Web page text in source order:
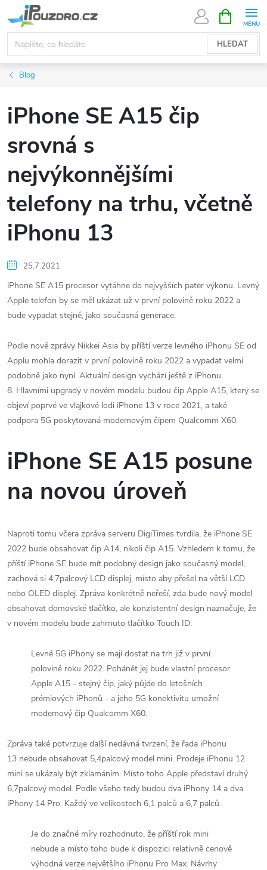
na
obsah
HLEDAT
NÁKUPNÍ
KOŠÍK
Blog
iPhone SE A15 čip
srovná s
nejvýkonnějšími
telefony na trhu, včetně
iPhonu 13
25.7.2021
iPhone SE A15 procesor vytáhne do nejvyšších pater výkonu. Levný
Apple telefon by se měl ukázat už v první polovině roku 2022 a
bude vypadat stejně, jako současná generace.
Podle nové zprávy Nikkei Asia by příští verze levného iPhonu SE od
Applu mohla dorazit v první polovině roku 2022 a vypadat velmi
podobně jako nyní. Aktuální design vychází ještě z iPhonu
8. Hlavními upgrady v novém modelu budou čip Apple A15, který se
objeví poprvé ve vlajkové lodi iPhone 13 v roce 2021, a také
podpora 5G poskytovaná modemovým čipem Qualcomm X60.
iPhone SE A15 posune
na novou úroveň
Naproti tomu včera zpráva serveru DigiTimes tvrdila, že iPhone SE‌
2022 bude obsahovat čip A14, nikoli čip A15. Vzhledem k tomu, že
příští iPhone SE bude mít podobný design jako současný model,
zachová si 4,7palcový LCD displej, místo aby přešel na větší LCD
nebo OLED displej. Zpráva konkrétně neřeší, zda bude nový model
obsahovat domovské tlačítko, ale konzistentní design naznačuje, že
v novém modelu bude zahrnuto tlačítko Touch ID.
Levné 5G iPhony se mají dostat na trh již v první
polovině roku 2022. Pohánět jej bude vlastní procesor
Apple A15 - stejný čip, jaký půjde do letošních
prémiových iPhonů - a jeho 5G konektivitu umožní
modemový čip Qualcomm X60.
Zpráva také potvrzuje další nedávná tvrzení, že řada iPhonu
13 nebude obsahovat 5,4palcový model mini. Prodeje iPhonu 12
mini se ukázaly být zklamáním. Místo toho Apple představí druhý
6,7palcový model. Podle všeho tedy budou dva iPhony‌ 14 a dva
iPhony‌ 14 Pro. Každý ve velikostech 6,1 palců a 6,7 ​​palců.
Je do značné míry rozhodnuto, že příští rok mini
nebude a místo toho bude k dispozici relativně cenově
výhodná verze největšího iPhonu Pro Max. Návrhy